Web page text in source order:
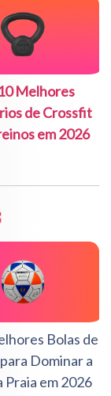
Melhores
de Crossfit
em 2026
Bolas de
Dominar a
Praia em 2026